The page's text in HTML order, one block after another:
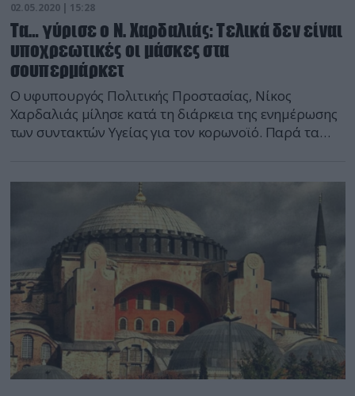
02.05.2020 | 15:28
Τα… γύρισε ο Ν. Χαρδαλιάς: Τελικά δεν είναι
υποχρεωτικές οι μάσκες στα
σουπερμάρκετ
Ο υφυπουργός Πολιτικής Προστασίας, Νίκος
Χαρδαλιάς μίλησε κατά τη διάρκεια της ενημέρωσης
των συντακτών Υγείας για τον κορωνοϊό. Παρά τα
δημιουργήθηκε και την τοποθέτηση και του
κυβερνητικού εκπροσώπου, Στέλιου Πέτσα, φαίνεται
πως το «γύρισε» και αυτός και […]